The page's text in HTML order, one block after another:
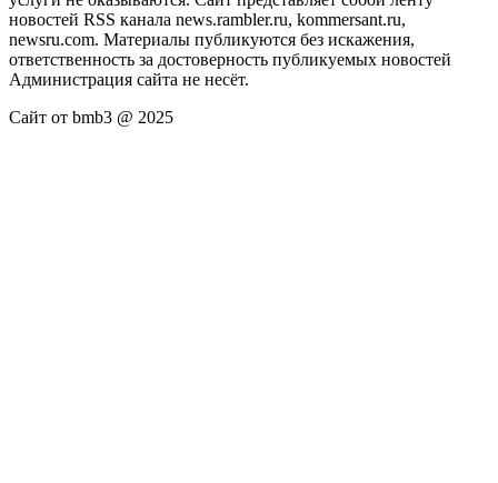
новостей RSS канала news.rambler.ru, kommersant.ru,
newsru.com. Материалы публикуются без искажения,
ответственность за достоверность публикуемых новостей
Администрация сайта не несёт.
Сайт от bmb3 @ 2025